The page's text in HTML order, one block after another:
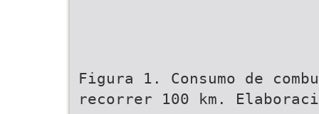
Figura 1. Consumo de
recorrer 100 km.